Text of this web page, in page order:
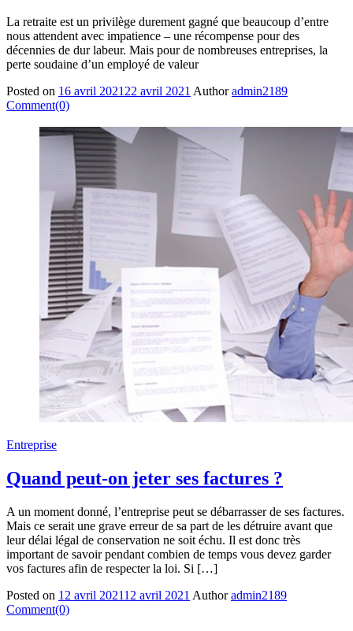
La retraite est un privilège durement gagné que beaucoup d’entre
nous attendent avec impatience – une récompense pour des
décennies de dur labeur. Mais pour de nombreuses entreprises, la
perte soudaine d’un employé de valeur
Posted on 16 avril 2021 22 avril 2021 Author admin2189
Comment(0)
Entreprise
Quand peut-on jeter ses factures ?
A un moment donné, l’entreprise peut se débarrasser de ses factures.
Mais ce serait une grave erreur de sa part de les détruire avant que
leur délai légal de conservation ne soit échu. Il est donc très
important de savoir pendant combien de temps vous devez garder
vos factures afin de respecter la loi. Si […]
Posted on 12 avril 202112 avril 2021 Author admin2189
Comment(0)